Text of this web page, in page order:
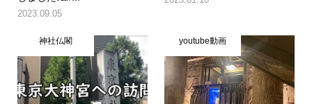
2023.09.05
神社仏閣 youtube動画